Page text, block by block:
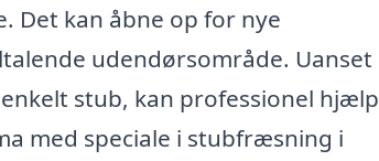
Det kan åbne op for nye
udendørsområde. Uanset
stub, kan professionel hjælp
med speciale i stubfræsning i